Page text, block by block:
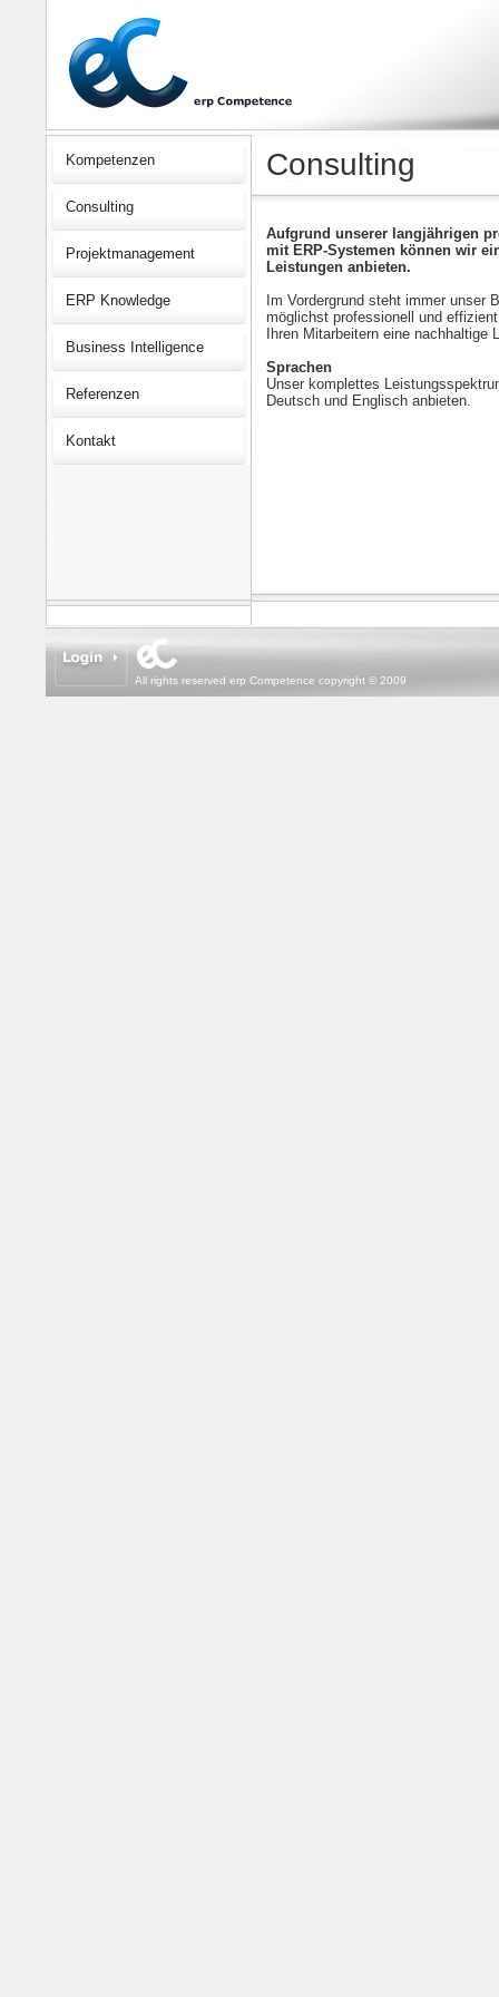
Kompetenzen
Consulting
Projektmanagement
ERP Knowledge
Business Intelligence
Referenzen
Kontakt
Consulting
Aufgrund unserer langjährigen
mit ERP-Systemen können wir
Leistungen anbieten.
Im Vordergrund steht immer unser
möglichst professionell und
Ihren Mitarbeitern eine nachhaltige
Sprachen
Unser komplettes
Deutsch und Englisch anbieten.
All rights reserved erp Competence copyright © 2009